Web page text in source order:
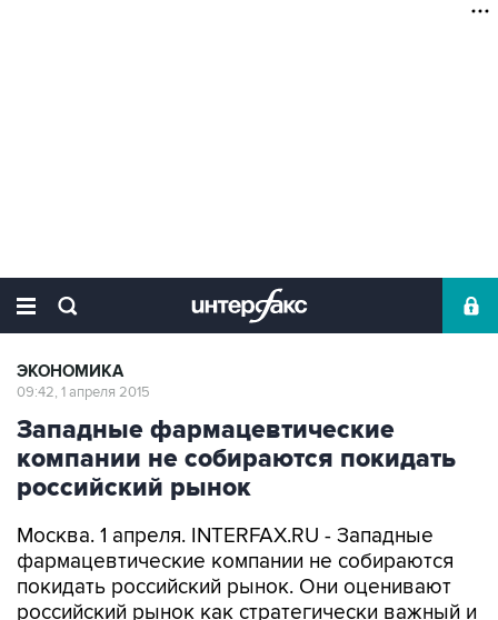
ЭКОНОМИКА
09:42, 1 апреля 2015
Западные фармацевтические
компании не собираются покидать
российский рынок
Москва. 1 апреля. INTERFAX.RU - Западные
фармацевтические компании не собираются
покидать российский рынок. Они оценивают
российский рынок как стратегически важный и